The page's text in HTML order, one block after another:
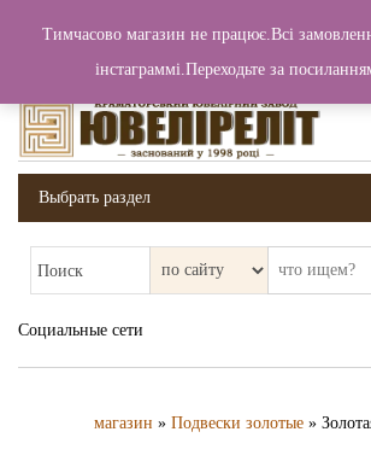
Вход / Регистрация
Выбрать раздел
Поиск
Социальные сети
магазин » Подвески золотые »
Тимчасово магазин не працює.Всі
інстаграммі.Переходьте за